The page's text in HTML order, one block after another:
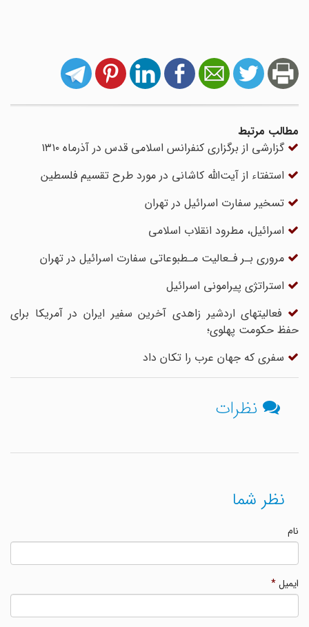
مطالب مرتبط
گزارشی از برگزاری کنفرانس اسلامی قدس در آذرماه ۱۳۱۰
استفتاء از آیت‌الله کاشانی در مورد طرح تقسیم فلسطین
تسخیر سفارت اسرائیل در تهران
اسرائیل، مطرود انقلاب اسلامی
مروری‌ بـر‌ فـعالیت‌ مـطبوعاتی سفارت اسرائیل در تهران
استراتژی پیرامونی اسرائیل
فعالیتهای اردشیر زاهدی آخرین سفیر ایران در آمریکا برای
حفظ حکومت پهلوی؛
سفری که جهان عرب را تکان داد
نظرات
نظر شما
ایمیل*